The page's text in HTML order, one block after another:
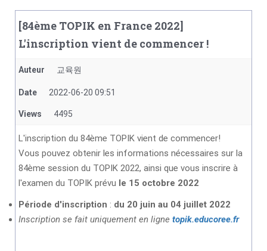
[84ème TOPIK en France 2022]
L'inscription vient de commencer !
Auteur 교육원
Date 2022-06-20 09:51
Views 4495
L'inscription du 84ème TOPIK vient de commencer!
Vous pouvez obtenir les informations nécessaires sur la
84ème session du TOPIK 2022, ainsi que vous inscrire à
l'examen du TOPIK prévu le 15 octobre 2022
Période d'inscription : du 20 juin au 04 juillet 2022
Inscription se fait uniquement en ligne topik.educoree.fr